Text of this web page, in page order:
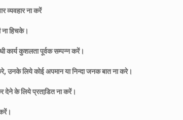
व्यवहार ना करें
ना हिचके।
कार्य कुशलता पूर्वक सम्पन्न करें।
उनके लिये कोई अपमान या निन्दा जनक बात ना करे।
देने के लिये प्रताडि़त ना करें।